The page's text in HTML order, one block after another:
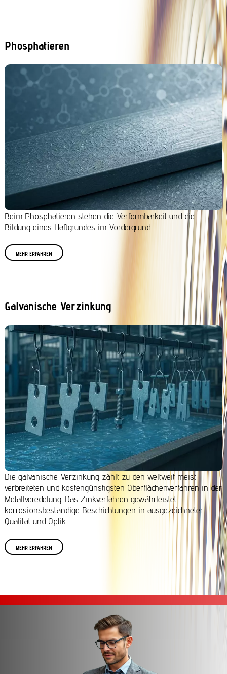
Phosphatieren
Beim Phosphatieren stehen die Verformbarkeit und die
Bildung eines Haftgrundes im Vordergrund.
MEHR ERFAHREN
Galvanische Verzinkung
Die galvanische Verzinkung zählt zu den weltweit meist
verbreiteten und kostengünstigsten Oberflächenverfahren in der
Metallveredelung. Das Zinkverfahren gewährleistet
korrosionsbeständige Beschichtungen in ausgezeichneter
Qualität und Optik.
MEHR ERFAHREN